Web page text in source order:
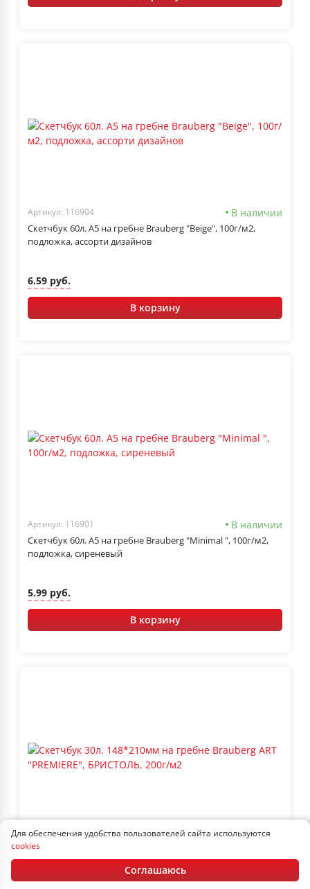
Артикул: 116904 В наличии
Скетчбук 60л. А5 на гребне Brauberg "Beige", 100г/м2,
подложка, ассорти дизайнов
6.59 руб.
В корзину
Артикул: 116901 В наличии
Скетчбук 60л. А5 на гребне Brauberg "Minimal ", 100г/м2,
подложка, сиреневый
5.99 руб.
В корзину
Артикул: 115108 В наличии
Скетчбук 30л. 148*210мм на гребне Brauberg ART
"PREMIERE", БРИСТОЛЬ, 200г/м2
Для обеспечения удобства пользователей сайта используются
cookies
Соглашаюсь